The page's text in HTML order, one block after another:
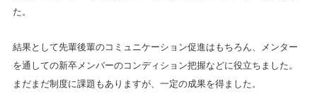
た。
結果として先輩後輩のコミュニケーション促進はもちろん、メンター
を通しての新卒メンバーのコンディション把握などに役立ちました。
まだまだ制度に課題もありますが、一定の成果を得ました。